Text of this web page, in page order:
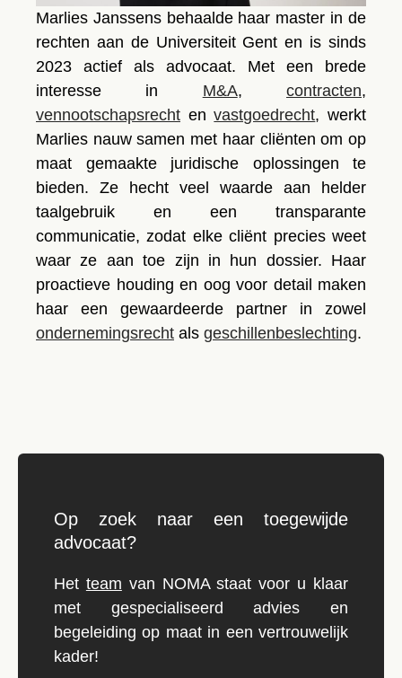
Marlies Janssens behaalde haar master in de
rechten aan de Universiteit Gent en is sinds
2023 actief als advocaat. Met een brede
interesse in M&A,contracten,
vennootschapsrecht envastgoedrecht, werkt
Marlies nauw samen met haar cliënten om op
maat gemaakte juridische oplossingen te
bieden. Ze hecht veel waarde aan helder
taalgebruik en een transparante
communicatie, zodat elke cliënt precies weet
waar ze aan toe zijn in hun dossier. Haar
proactieve houding en oog voor detail maken
haar een gewaardeerde partner in zowel
ondernemingsrecht als geschillenbeslechting.
Op zoek naar een toegewijde
advocaat?
Het team van NOMA staat voor u klaar
met gespecialiseerd advies en
begeleiding op maat in een vertrouwelijk
kader!